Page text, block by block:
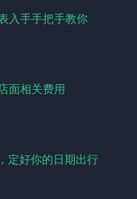
入手手把手教你
面相关费用
定好你的日期出行